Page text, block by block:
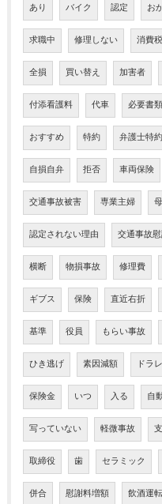
あり バイク 認定 お
求職中 修理しない 消費税
全損 買い替え 加害者
付添看護料 代車 必要書類
おすすめ 特約 弁護士特約
自損自弁 拒否 車両保険
交通事故被害 専業主婦
認定されない理由 交通事故
横断 物損事故 修理費
ギブス 保険 直近右折
基準 役員 もらい事故
ひき逃げ 素因減額 ドラ
保険金 いつ 入る 自
写っていない 軽微事故
取締役 歯 セラミック
併合 慰謝料増額 飲酒運転